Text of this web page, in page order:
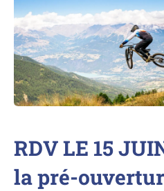
RDV LE 15
la pré-